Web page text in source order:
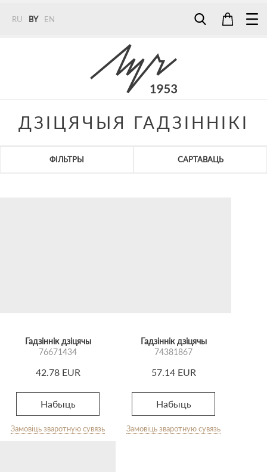
RU BY EN
+375 (29) 272 51 56
ДЗІЦЯЧЫЯ ГАДЗІННІКІ
ФІЛЬТРЫ САРТАВАЦЬ
Гадзіннік дзіцячы
76671434
42.78 EUR
Набыць
Замовіць зваротную сувязь
Гадзіннік дзіцячы
74381867
57.14 EUR
Набыць
Замовіць зваротную сувязь